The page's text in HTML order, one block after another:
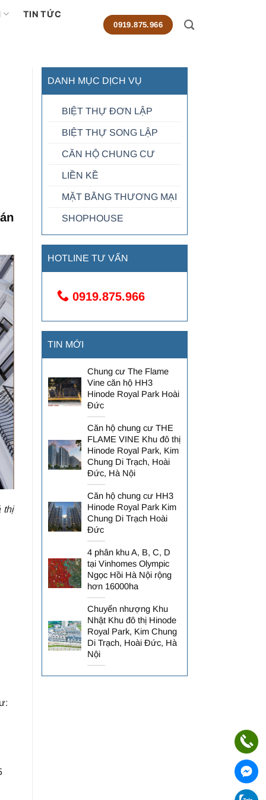
TIN TỨC
0919.875.966
thị
DANH MỤC DỊCH VỤ
BIỆT THỰ ĐƠN LẬP
BIỆT THỰ SONG LẬP
CĂN HỘ CHUNG CƯ
LIỀN KỀ
MẶT BẰNG THƯƠNG MẠI
SHOPHOUSE
HOTLINE TƯ VẤN
0919.875.966
TIN MỚI
Chung cư The Flame
Vine căn hộ HH3
Hinode Royal Park Hoài
Đức
Căn hộ chung cư THE
FLAME VINE Khu đô thị
Hinode Royal Park, Kim
Chung Di Trạch, Hoài
Đức, Hà Nội
Căn hộ chung cư HH3
Hinode Royal Park Kim
Chung Di Trạch Hoài
Đức
4 phân khu A, B, C, D
tại Vinhomes Olympic
Ngọc Hồi Hà Nội rộng
hơn 16000ha
Chuyển nhượng Khu
Nhật Khu đô thị Hinode
Royal Park, Kim Chung
Di Trạch, Hoài Đức, Hà
Nội